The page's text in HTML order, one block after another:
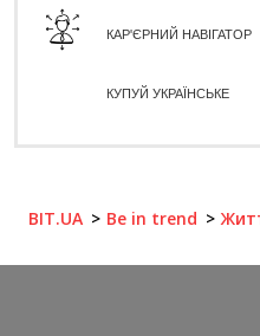
КАР'ЄРНИЙ НАВІГАТОР
КУПУЙ УКРАЇНСЬКЕ
BIT.UA Be in trend